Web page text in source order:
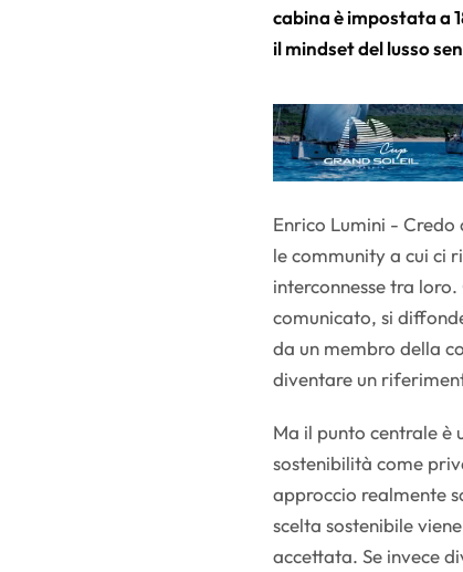
cabina è impostata a
il mindset del lusso
Enrico Lumini - Credo
le community a cui ci
interconnesse tra
comunicato, si
da un membro della
diventare un
Ma il punto centrale è
sostenibilità come
approccio realmente
scelta sostenibile
accettata. Se invece